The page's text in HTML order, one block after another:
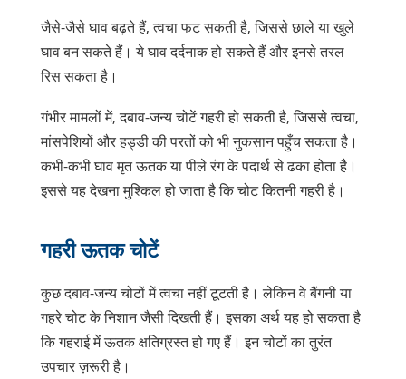
जैसे-जैसे घाव बढ़ते हैं, त्वचा फट सकती है, जिससे छाले या खुले
घाव बन सकते हैं। ये घाव दर्दनाक हो सकते हैं और इनसे तरल
रिस सकता है।
गंभीर मामलों में, दबाव-जन्य चोटें गहरी हो सकती है, जिससे त्वचा,
मांसपेशियों और हड्डी की परतों को भी नुकसान पहुँच सकता है।
कभी-कभी घाव मृत ऊतक या पीले रंग के पदार्थ से ढका होता है।
इससे यह देखना मुश्किल हो जाता है कि चोट कितनी गहरी है।
गहरी ऊतक चोटें
कुछ दबाव-जन्य चोटों में त्वचा नहीं टूटती है। लेकिन वे बैंगनी या
गहरे चोट के निशान जैसी दिखती हैं। इसका अर्थ यह हो सकता है
कि गहराई में ऊतक क्षतिग्रस्त हो गए हैं। इन चोटों का तुरंत
उपचार ज़रूरी है।